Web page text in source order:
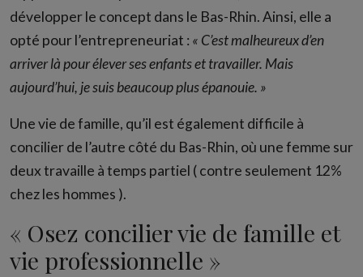
développer le concept dans le Bas-Rhin. Ainsi, elle a
opté pour l’entrepreneuriat : « C’est malheureux d’en
arriver là pour élever ses enfants et travailler. Mais
aujourd’hui, je suis beaucoup plus épanouie. »
Une vie de famille, qu’il est également difficile à
concilier de l’autre côté du Bas-Rhin, où une femme sur
deux travaille à temps partiel ( contre seulement 12%
chez les hommes ).
« Osez concilier vie de famille et
vie professionnelle »